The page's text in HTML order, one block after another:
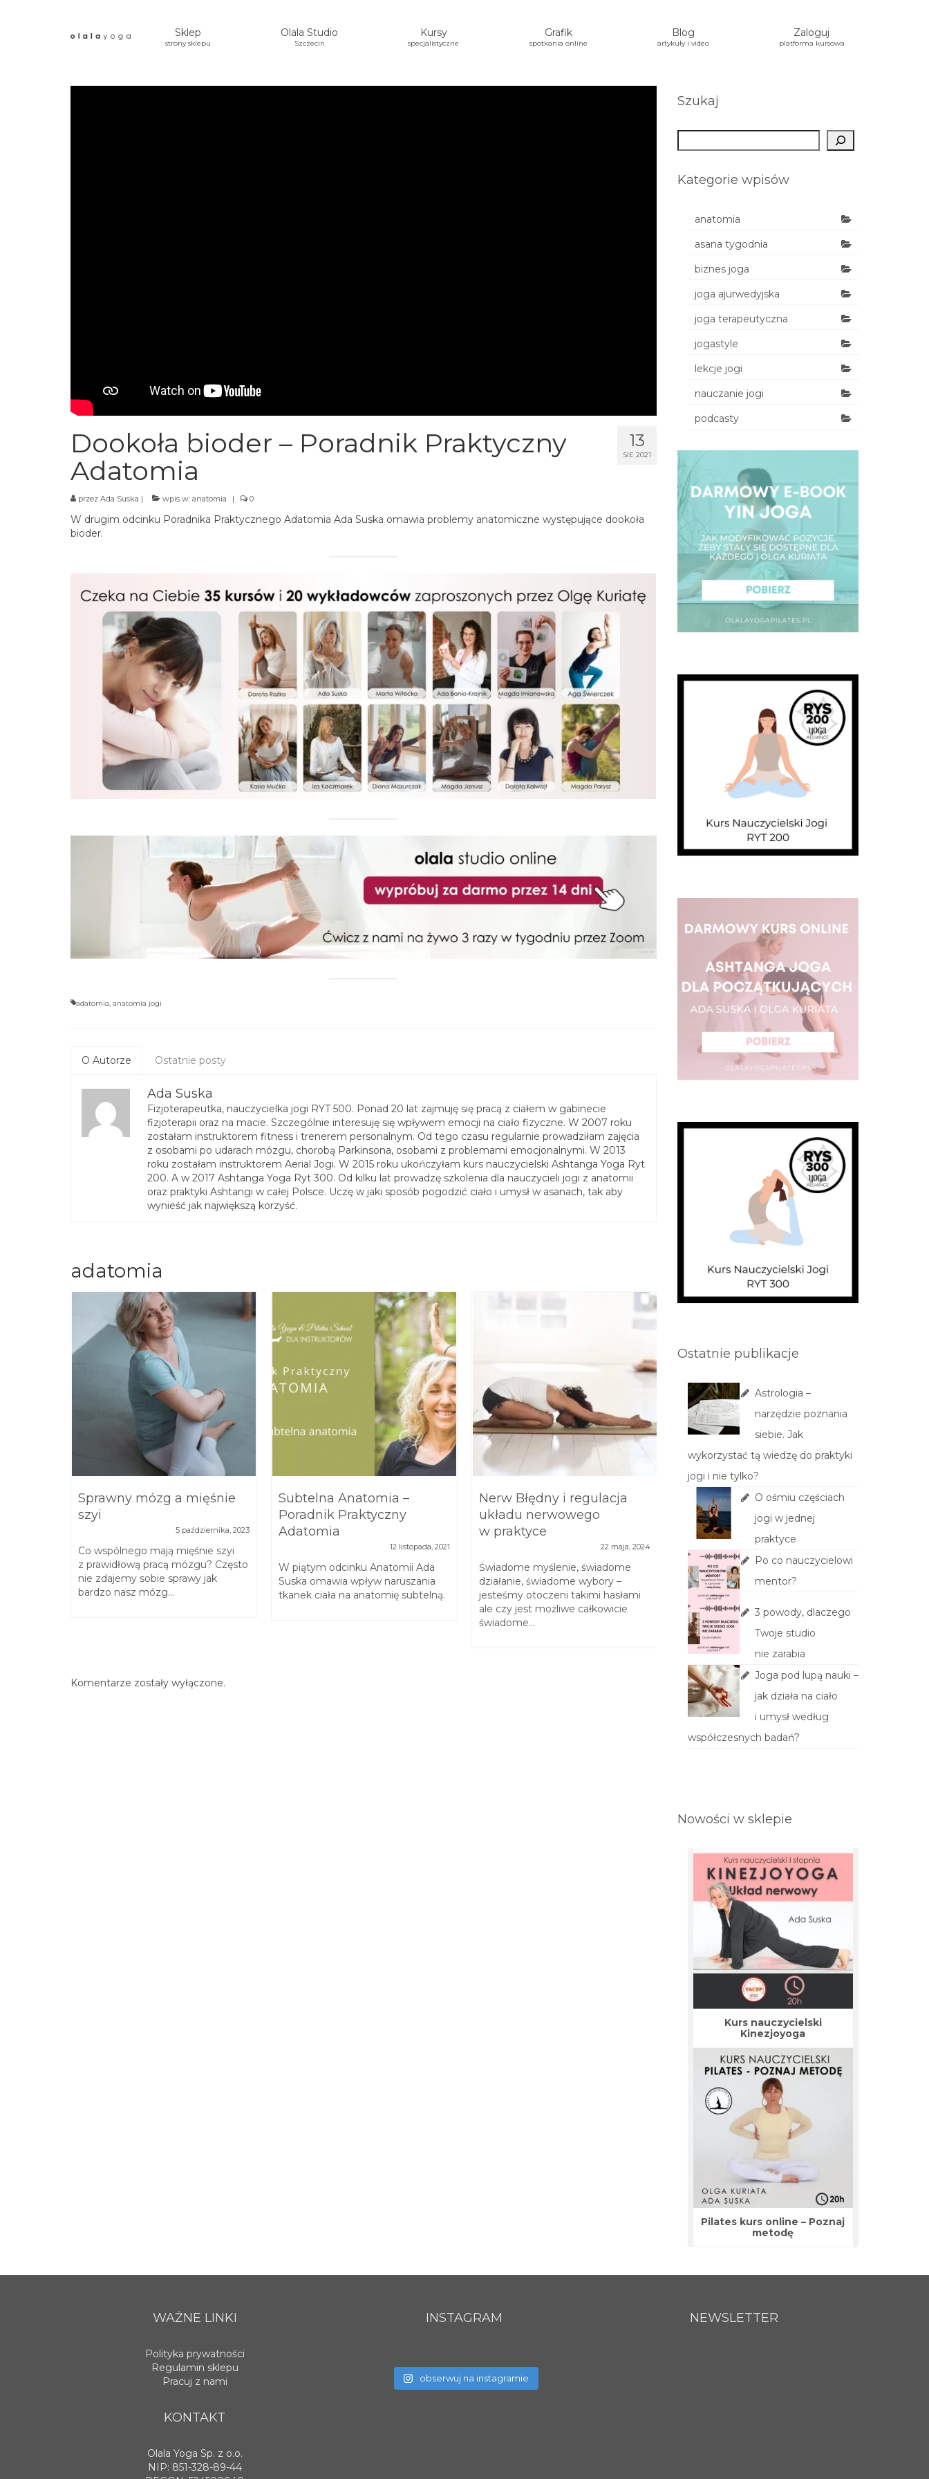
Sklep
strony sklepu
Olala Studio
Szczecin
Kursy
specjalistyczne
Grafik
spotkania online
Blog
artykuły i video
Zaloguj
platforma kursowa
13
SIE 2021
Dookoła bioder – Poradnik Praktyczny
Adatomia
przez Ada Suska | wpis w: anatomia | 0
W drugim odcinku Poradnika Praktycznego Adatomia Ada Suska omawia problemy anatomiczne występujące dookoła
bioder.
adatomia, anatomia jogi
O Autorze Ostatnie posty
Ada Suska
Fizjoterapeutka, nauczycielka jogi RYT 500. Ponad 20 lat zajmuję się pracą z ciałem w gabinecie
fizjoterapii oraz na macie. Szczególnie interesuję się wpływem emocji na ciało fizyczne. W 2007 roku
zostałam instruktorem fitness i trenerem personalnym. Od tego czasu regularnie prowadziłam zajęcia
z osobami po udarach mózgu, chorobą Parkinsona, osobami z problemami emocjonalnymi. W 2013
roku zostałam instruktorem Aerial Jogi. W 2015 roku ukończyłam kurs nauczycielski Ashtanga Yoga Ryt
200. A w 2017 Ashtanga Yoga Ryt 300. Od kilku lat prowadzę szkolenia dla nauczycieli jogi z anatomii
oraz praktyki Ashtangi w całej Polsce. Uczę w jaki sposób pogodzić ciało i umysł w asanach, tak aby
wynieść jak największą korzyść.
adatomia
Sprawny mózg a mięśnie
szyi
5 października, 2023
Co wspólnego mają mięśnie szyi
z prawidłową pracą mózgu? Często
nie zdajemy sobie sprawy jak
bardzo nasz mózg...
Subtelna Anatomia –
Poradnik Praktyczny
Adatomia
12 listopada, 2021
W piątym odcinku Anatomii Ada
Suska omawia wpływ naruszania
tkanek ciała na anatomię subtelną.
Nerw Błędny i regulacja
układu nerwowego
w praktyce
22 maja, 2024
Świadome myślenie, świadome
działanie, świadome wybory –
jesteśmy otoczeni takimi hasłami
ale czy jest możliwe całkowicie
świadome...
Pasmo biodrowo-
piszczelowe – Poradnik
Praktyczny Adatomia
W trzecim odcinku Poradnika
Praktycznego Adatomia Ada Suska
omawia pasmo biodrowo-
piszczelowe, które sprawia wiele
problemów biegaczom.
Komentarze zostały wyłączone.
Szukaj
Kategorie wpisów
anatomia
asana tygodnia
biznes joga
joga ajurwedyjska
joga terapeutyczna
jogastyle
lekcje jogi
nauczanie jogi
podcasty
Ostatnie publikacje
Astrologia –
narzędzie poznania
siebie. Jak
wykorzystać tą wiedzę do praktyki
jogi i nie tylko?
O ośmiu częściach
jogi w jednej
praktyce
Po co nauczycielowi
mentor?
3 powody, dlaczego
Twoje studio
nie zarabia
Joga pod lupą nauki –
jak działa na ciało
i umysł według
współczesnych badań?
Nowości w sklepie
Kurs nauczycielski
Kinezjoyoga
Pilates kurs online – Poznaj
metodę
WAŻNE LINKI
Polityka prywatności
Regulamin sklepu
Pracuj z nami
KONTAKT
Olala Yoga Sp. z o.o.
NIP: 851-328-89-44
INSTAGRAM
obserwuj na instagramie
NEWSLETTER